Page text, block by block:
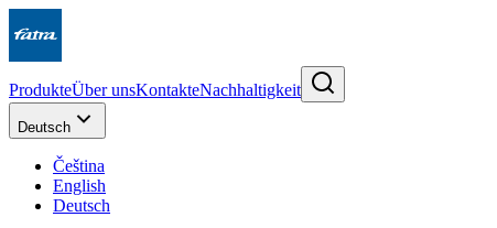
ProdukteÜber unsKontakteNachhaltigkeit
Deutsch
Čeština
English
Deutsch